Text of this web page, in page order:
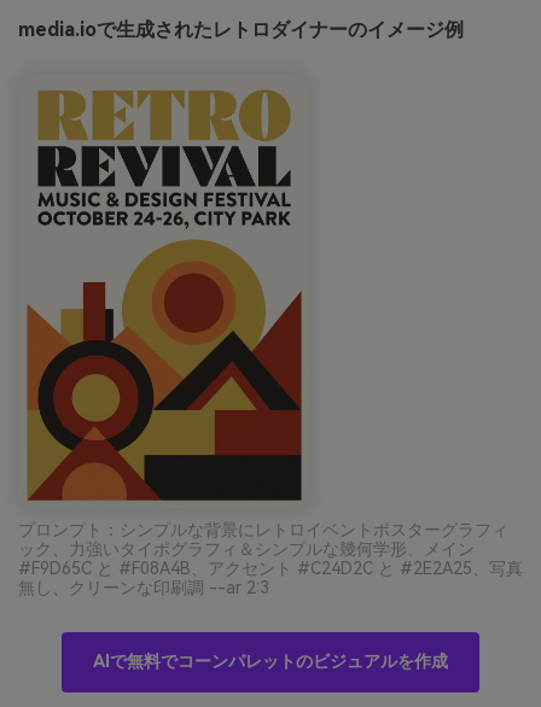
media.ioで生成されたレトロダイナーのイメージ例
プロンプト：シンプルな背景にレトロイベントポスターグラフィ
ック、力強いタイポグラフィ＆シンプルな幾何学形、メイン
#F9D65C と #F08A4B、アクセント #C24D2C と #2E2A25、写真
無し、クリーンな印刷調 --ar 2:3
AIで無料でコーンパレットのビジュアルを作成